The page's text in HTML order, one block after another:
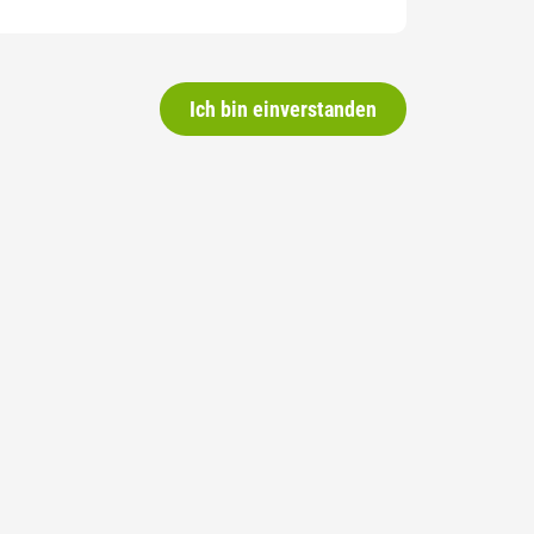
Ich bin einverstanden